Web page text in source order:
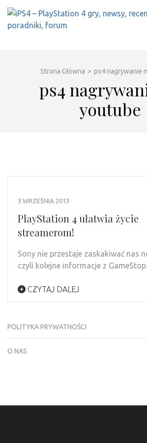
Skip
content
FORUMStrona Główna > ps4 nagrywanie
ps4
youtube
3 WRZEŚNIA 2013
PlayStation 4 ułatwia życie
streamerom!
Sony nie przestaje zaskakiwać nas
czyli kolejne informacje z
CZYTAJ DALEJ
POLITYKA PRYWATNOŚCI
O NAS